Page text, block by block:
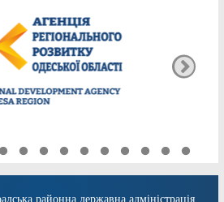
районна державна адміністрація